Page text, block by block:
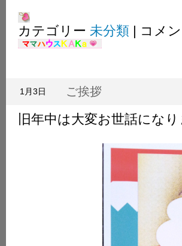
カテゴリー 未分類 |
ご
コメ
ご挨拶
1月3日
旧年中は大変お世話になり